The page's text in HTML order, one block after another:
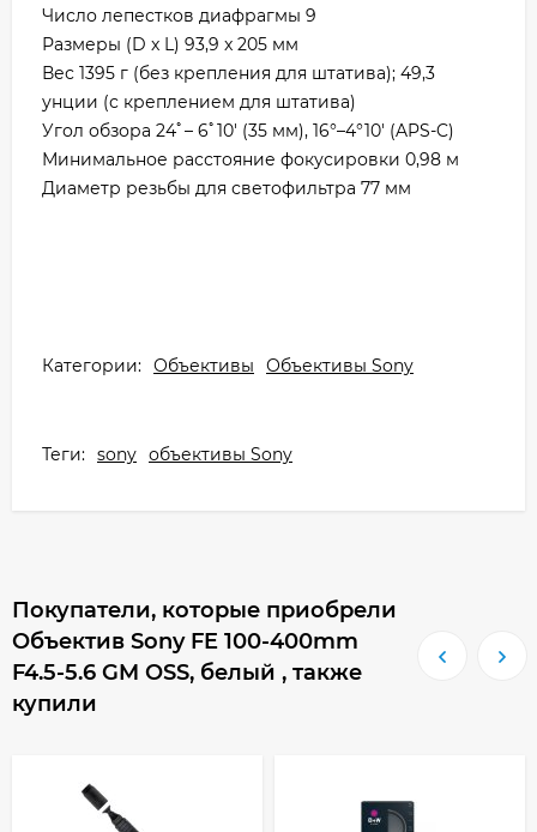
Число лепестков диафрагмы 9
Размеры (D x L) 93,9 x 205 мм
Вес 1395 г (без крепления для штатива); 49,3
унции (с креплением для штатива)
Угол обзора 24ﾟ– 6ﾟ10' (35 мм), 16°–4°10' (APS-C)
Минимальное расстояние фокусировки 0,98 м
Диаметр резьбы для светофильтра 77 мм
Категории: Объективы Объективы Sony
Теги: sony объективы Sony
Покупатели, которые приобрели
Объектив Sony FE 100-400mm
F4.5-5.6 GM OSS, белый , также
купили